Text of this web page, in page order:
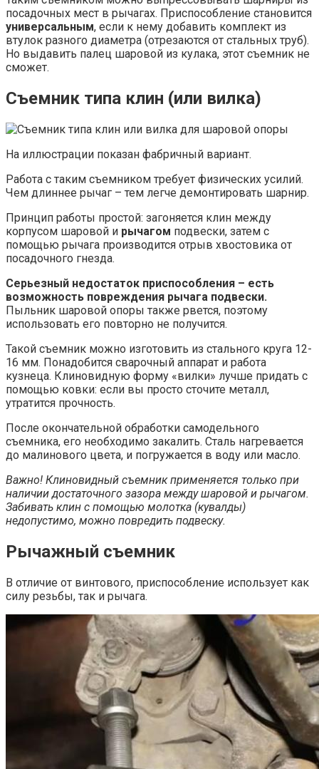
посадочных мест в рычагах. Приспособление становится
универсальным, если к нему добавить комплект из
втулок разного диаметра (отрезаются от стальных труб).
Но выдавить палец шаровой из кулака, этот съемник не
сможет.
Съемник типа клин (или вилка)
На иллюстрации показан фабричный вариант.
Работа с таким съемником требует физических усилий.
Чем длиннее рычаг – тем легче демонтировать шарнир.
Принцип работы простой: загоняется клин между
корпусом шаровой и рычагом подвески, затем с
помощью рычага производится отрыв хвостовика от
посадочного гнезда.
Серьезный недостаток приспособления – есть
возможность повреждения рычага подвески.
Пыльник шаровой опоры также рвется, поэтому
использовать его повторно не получится.
Такой съемник можно изготовить из стального круга 12-
16 мм. Понадобится сварочный аппарат и работа
кузнеца. Клиновидную форму «вилки» лучше придать с
помощью ковки: если вы просто сточите металл,
утратится прочность.
После окончательной обработки самодельного
съемника, его необходимо закалить. Сталь нагревается
до малинового цвета, и погружается в воду или масло.
Важно! Клиновидный съемник применяется только при
наличии достаточного зазора между шаровой и рычагом.
Забивать клин с помощью молотка (кувалды)
недопустимо, можно повредить подвеску.
Рычажный съемник
В отличие от винтового, приспособление использует как
силу резьбы, так и рычага.